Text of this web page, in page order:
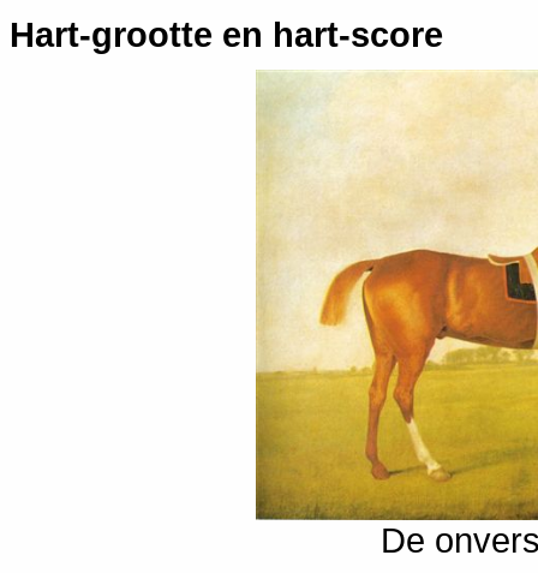
Hart-grootte en hart-score
De